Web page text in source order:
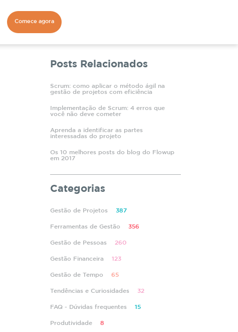
Comece agora
Posts Relacionados
Scrum: como aplicar o método ágil na
gestão de projetos com eficiência
Implementação de Scrum: 4 erros que
você não deve cometer
Aprenda a identificar as partes
interessadas do projeto
Os 10 melhores posts do blog do Flowup
em 2017
Categorias
Gestão de Projetos 387
Ferramentas de Gestão 356
Gestão de Pessoas 260
Gestão Financeira 123
Gestão de Tempo 65
Tendências e Curiosidades 32
FAQ - Dúvidas frequentes 15
Produtividade 8